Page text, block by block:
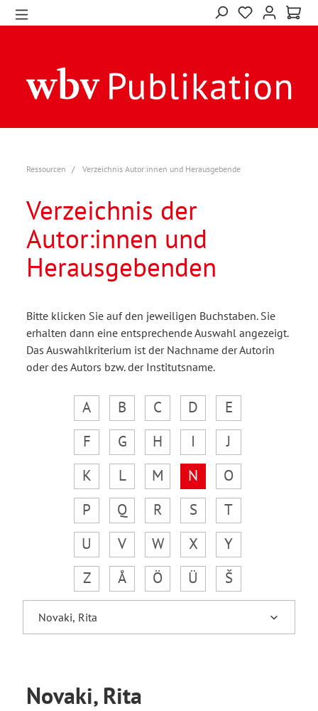
Ressourcen Verzeichnis Autor:innen und Herausgebende
Verzeichnis der
Autor:innen und
Herausgebenden
Bitte klicken Sie auf den jeweiligen Buchstaben. Sie
erhalten dann eine entsprechende Auswahl angezeigt.
Das Auswahlkriterium ist der Nachname der Autorin
oder des Autors bzw. der Institutsname.
A B C D
E
F
G H I
J
K
L M N
O
P
Q R S
T
U
V W X
Y
Z
Å Ö Ü Š
Novaki, Rita